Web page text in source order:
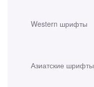
Western шрифты
Азиатские шрифты